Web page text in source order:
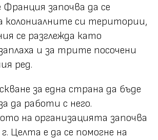
започва да се
колониалните си територии,
се разглежда като
и за трите посочени
ред.
за една страна да бъде
да работи с него.
на организацията започва
Целта е да се помогне на